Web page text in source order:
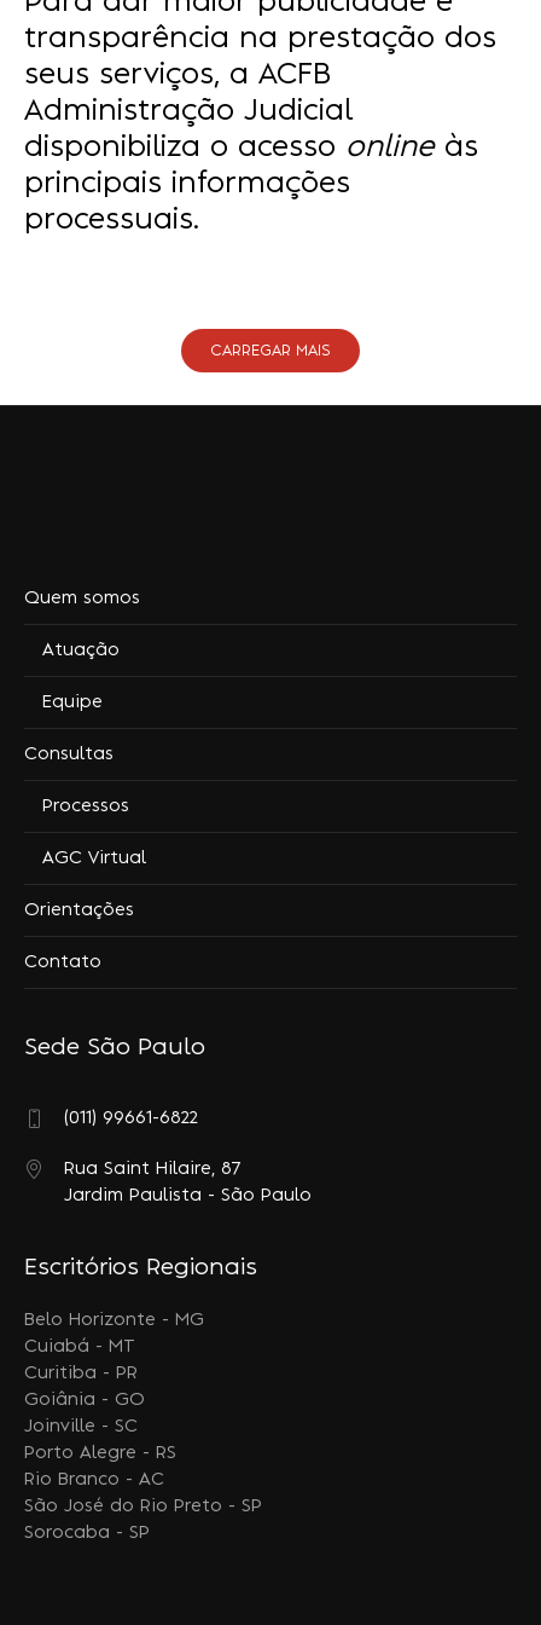
transparência na prestação dos
seus serviços, a ACFB
Administração Judicial
disponibiliza o acesso onlineàs
principais informações
processuais.
CARREGAR MAIS
Quem somos
Atuação
Equipe
Consultas
Processos
AGC Virtual
Orientações
Contato
Sede São Paulo
(011) 99661-6822
Rua Saint Hilaire, 87
Jardim Paulista - São Paulo
Escritórios Regionais
Belo Horizonte - MG
Cuiabá - MT
Curitiba - PR
Goiânia - GO
Joinville - SC
Porto Alegre - RS
Rio Branco - AC
São José do Rio Preto - SP
Sorocaba - SP